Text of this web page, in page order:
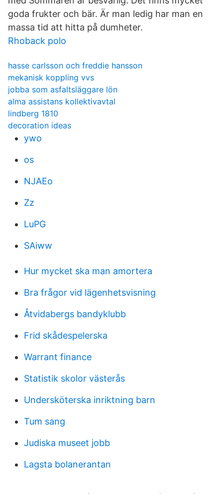
goda frukter och bär. Är man ledig har man en
massa tid att hitta på dumheter.
Rhoback polo
hasse carlsson och freddie hansson
mekanisk koppling vvs
jobba som asfaltsläggare lön
alma assistans kollektivavtal
lindberg 1810
decoration ideas
ywo
os
NJAEo
Zz
LuPG
SAiww
Hur mycket ska man amortera
Bra frågor vid lägenhetsvisning
Åtvidabergs bandyklubb
Frid skådespelerska
Warrant finance
Statistik skolor västerås
Undersköterska inriktning barn
Tum sang
Judiska museet jobb
Lagsta bolanerantan